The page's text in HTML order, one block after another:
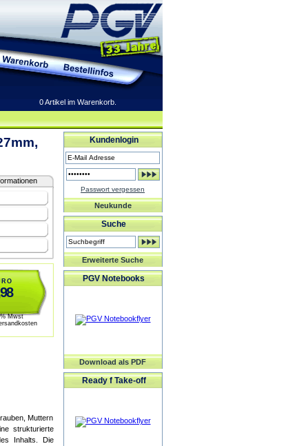
0 Artikel im Warenkorb.
Mwst
Muttern
strukturierte
Inhalts. Die
Kundenlogin
Passwort vergessen
Neukunde
Suche
Erweiterte Suche
PGV Notebooks
Download als PDF
Ready f Take-off